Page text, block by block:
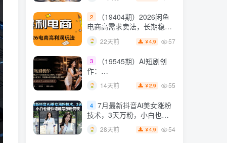
2
（19404期）2026闲鱼
电商高需求卖法，长期稳定
可做，一单利润300
22天前 ￥4.9 57
3
（19545期）AI短剧创
作：
ChatGPT+Seedance2.0教
程，从零制作恶毒女配短
全流程
14天前 ￥2.9 55
4 7月最新抖音Ai美女涨粉
技术，3天万粉，小白也能
快速起号涨粉变现
28天前 ￥4.9 54